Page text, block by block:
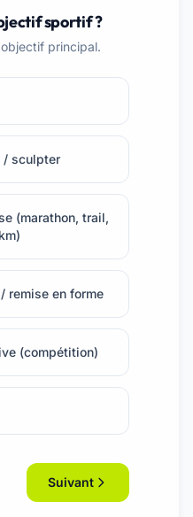
sportif ?
principal.
/ sculpter
(marathon, trail,
remise en forme
(compétition)
Suivant